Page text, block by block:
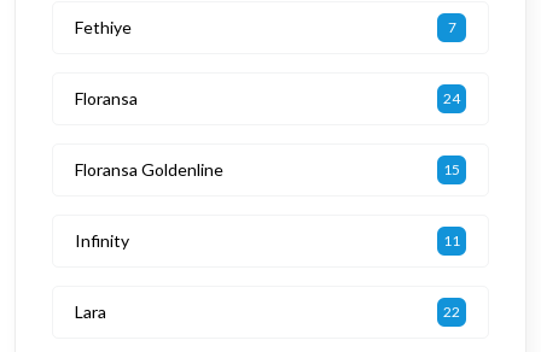
Fethiye 7
Floransa 24
Floransa Goldenline 15
Infinity 11
Lara 22